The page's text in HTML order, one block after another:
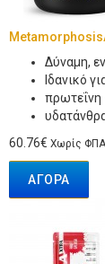
Δύναμη,
Ιδανικό
πρωτεΐνη
60.76€ Χωρίς
ΑΓΟΡΆ